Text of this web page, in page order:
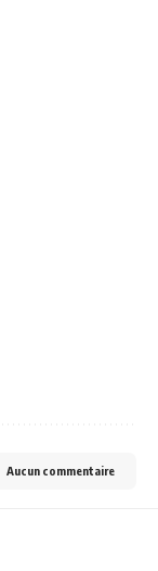
Aucun commentaire